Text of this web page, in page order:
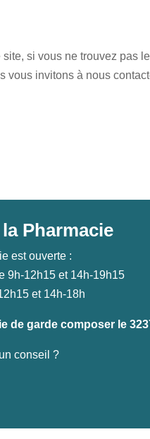
si vous ne trouvez pas
vous invitons à nous
Pharmacie
est ouverte :
9h-12h15 et 14h-19h15
et 14h-18h
de garde composer le
conseil ?